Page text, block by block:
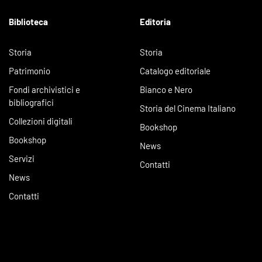
Biblioteca
Storia
Patrimonio
Fondi archivistici e
bibliografici
Collezioni digitali
Bookshop
Servizi
News
Contatti
Editoria
Storia
Catalogo editoriale
Bianco e Nero
Storia del Cinema Italiano
Bookshop
News
Contatti